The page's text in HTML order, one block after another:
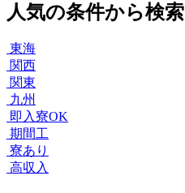
人気の条件から検索
東海
関西
関東
九州
即入寮OK
期間工
寮あり
高収入